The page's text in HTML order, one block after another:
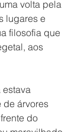
volta pela
lugares e
filosofia que
aos
estava
árvores
do